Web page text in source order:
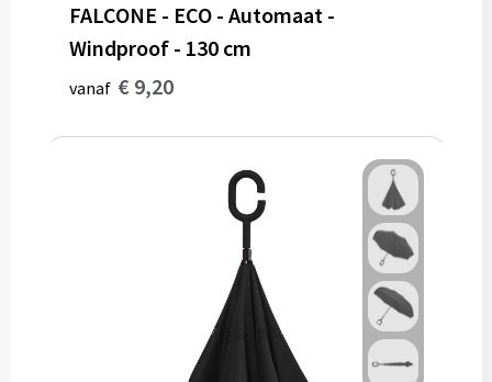
FALCONE - ECO - Automaat -
Windproof - 130 cm
vanaf € 9,20